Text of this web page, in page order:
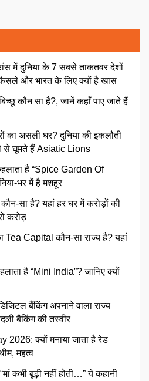
में दुनिया के 7 सबसे ताकतवर देशों
और भारत के लिए क्यों है खास
कौन सा है?, जानें कहाँ पाए जाते हैं
का असली घर? दुनिया की इकलौती
से घूमते हैं Asiatic Lions
है “Spice Garden Of
भर में है मशहूर
सा है? यहां हर घर में करोड़ों की
करोड़
Tea Capital कौन-सा राज्य है? यहां
है “Mini India”? जानिए क्यों
बैंकिंग अपनाने वाला राज्य
बैंकिंग की तस्वीर
क्यों मनाया जाता है रेड
महत्व
कभी बूढ़ी नहीं होती…” ये कहानी